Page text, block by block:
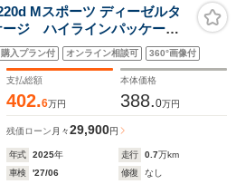
アイドリングストッ
プ/フルセグTV/エアバ
ッグ 運転席
ーモニター/車
防止支援シス
ート 合皮/ヘ
プ LED
Mスポーツ ディーゼルタ
ジ ハイラインパッケー
ル
購入プラン付 オンライン相談可 360°画像付
支払総額
402.6万円
本体価格
388.0万円
残価ローン 月々29,900円
年式 2025年 走行 0.7万km
車検
'27/06 修復
なし